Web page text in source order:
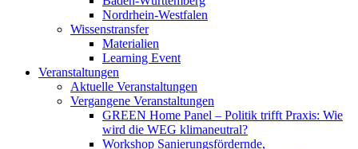
Nordrhein-Westfalen
Wissenstransfer
Materialien
Learning Event
Veranstaltungen
Aktuelle Veranstaltungen
Vergangene Veranstaltungen
GREEN Home Panel – Politik trifft Praxis: Wie
wird die WEG klimaneutral?
Workshop Sanierungsfördernde,